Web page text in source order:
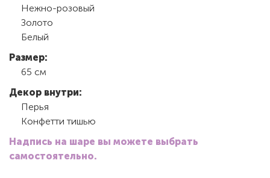
Нежно-розовый
Золото
Белый
Размер:
65 см
Декор внутри:
Перья
Конфетти тишью
Надпись на шаре вы можете выбрать
самостоятельно.